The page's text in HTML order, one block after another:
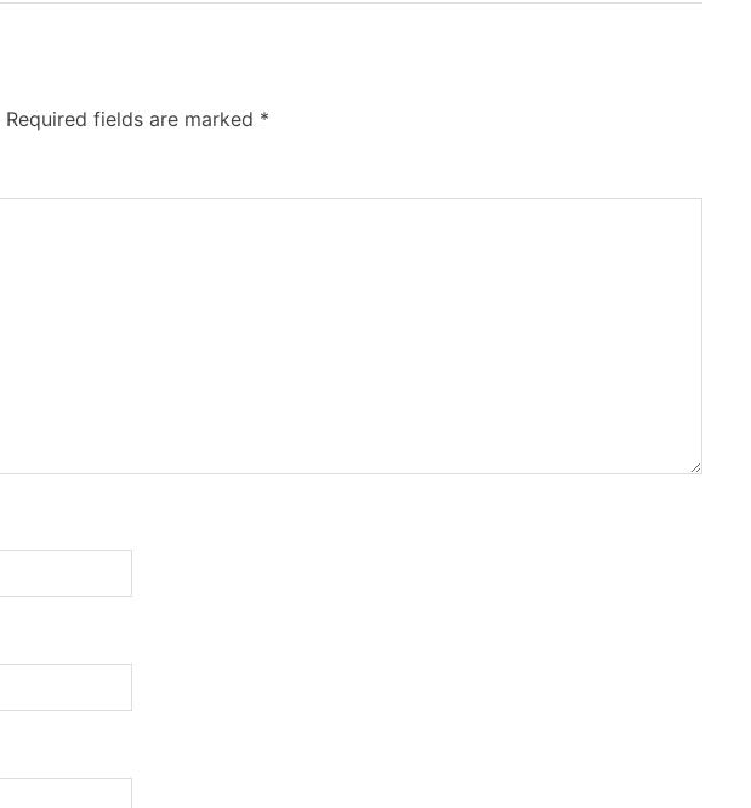
Required fields are marked *